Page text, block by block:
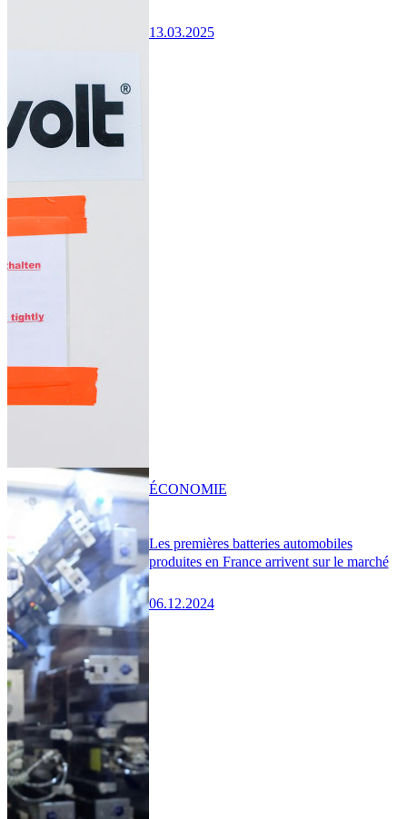
13.03.2025
Les premières batteries automobiles
produites en France arrivent sur le marché
06.12.2024
ÉCONOMIE